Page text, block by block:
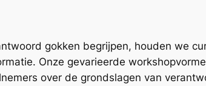
gokken begrijpen, houden we
Onze gevarieerde
over de grondslagen van